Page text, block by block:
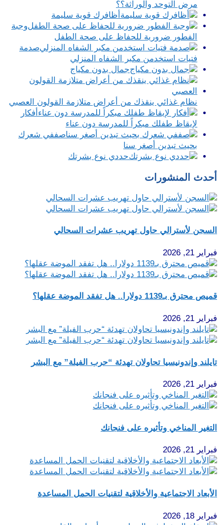
مرض التوحد والوراثة؟؟
أظافرك قوية سليمة
وجبة
الفطور ضرورية للحفاظ على صحة الطفل
صدمة
فتيات استخدمن مكبر الشفاه المنزلي
جمال بدون مكياج
نظام غذائي ينقذك من أعراض متلازمة القولون العصبي
أفكار
لإيقاظ طفلك مبكراً للمدرسة دون عناء
صففي شعرك
بحيث تبدين أصغر سنا
حددي نوع بشرتك
أحدث المنشورات
السجن لأسترالي حاول تهريب عشرات السحالي
فبراير 21, 2026
قميص محترق بـ1139 دولارا.. هل تفقد الموضة عقلها؟
فبراير 21, 2026
تايلند وإندونيسيا تحاولان تهدئة “حرب الفيلة” مع البشر
فبراير 21, 2026
التغير المناخي وتأثيره على فنجانك
فبراير 21, 2026
الأبعاد الاجتماعية والأخلاقية لتقنيات الحمل المساعدة
فبراير 18, 2026